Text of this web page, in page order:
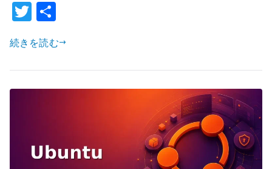
基
本
設
–
T
w
it
te
r
続きを読む